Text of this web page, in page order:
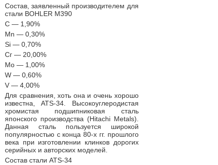
Состав, заявленный производителем для
стали BOHLER M390
С — 1,90%
Мn — 0,30%
Si — 0,70%
Сг — 20,00%
Мо — 1,00%
W — 0,60%
V — 4,00%
Для сравнения, хоть она и очень хорошо
известна, ATS-34. Высокоуглеродистая
хромистая подшипниковая сталь
японского производства (Hitachi Metals).
Данная сталь пользуется широкой
популярностью с конца 80-х гг. прошлого
века при изготовлении клинков дорогих
серийных и авторских моделей.
Состав стали ATS-34